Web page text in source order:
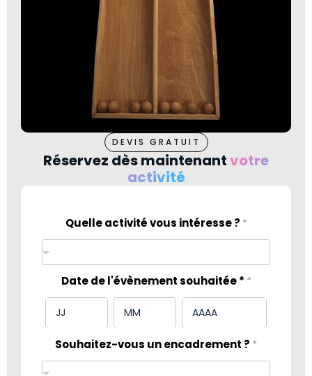
DEVIS GRATUIT
Réservez dès maintenantvotre
activité
Quelle activité vous intéresse ? *
Date de l'évènement souhaitée * *
Souhaitez-vous un encadrement ? *